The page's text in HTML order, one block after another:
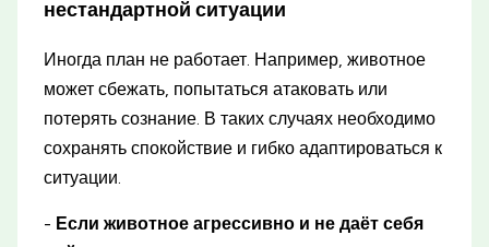
нестандартной ситуации
Иногда план не работает. Например, животное
может сбежать, попытаться атаковать или
потерять сознание. В таких случаях необходимо
сохранять спокойствие и гибко адаптироваться к
ситуации.
- Если животное агрессивно и не даёт себя